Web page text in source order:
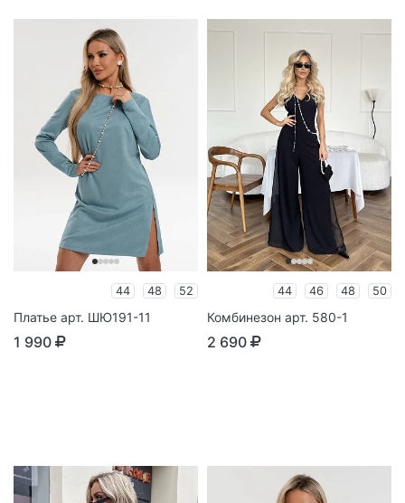
44 48 52
Платье арт. ШЮ191-11
1 990
44 46 48 50
Комбинезон арт. 580-1
2 690